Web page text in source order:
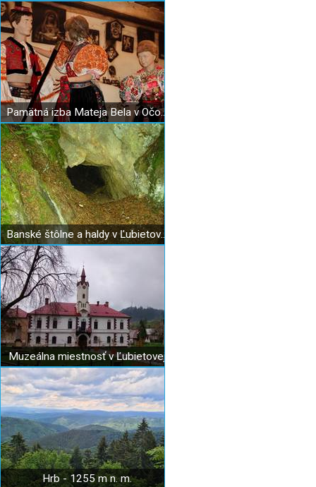
Pamätná izba Mateja Bela v Očovej
Banské štôlne a haldy v Ľubietovej
Muzeálna miestnosť v Ľubietovej
Hrb - 1255 m n. m.